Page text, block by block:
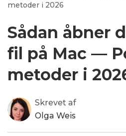
metoder i 2026
Sådan åbner
fil på Mac —
metoder i
Skrevet af
Olga Weis